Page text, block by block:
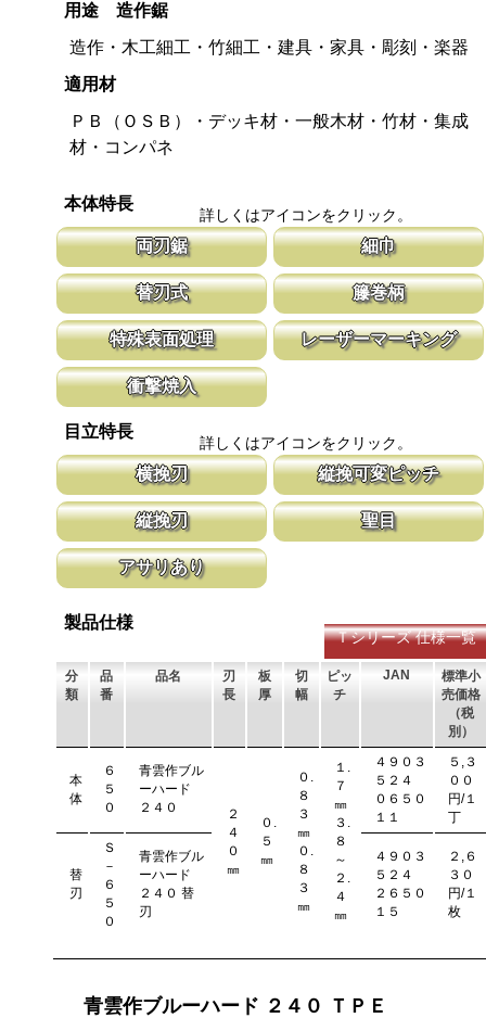
用途 造作鋸
造作・木工細工・竹細工・建具・家具・彫刻・楽器
適用材
ＰＢ（ＯＳＢ）・デッキ材・一般木材・竹材・集成
材・コンパネ
本体特長
詳しくはアイコンをクリック。
両刃鋸
縦挽刃と横挽刃が１丁で使用頂ける造作用の両刃鋸です。 造作鋸
は目立ピッチが標準より小さな目立てを施し、仕上がりも重視して
います。
細巾
刃幅が従来のサイズよりも細くしてあり
幅が細いと安定性が増し、切れ味が向上し
替刃式
新しい鋸刃に取り替える事で、ご購入時の切れ味が復活します。
鋸刃のマーキング（右下）に替刃品番を明記しています。
籐巻柄
適度な隙間が出来る事で、汗などでべた付
す。木製のグリップに籐を巻く事で強度を
の籐巻柄です。
特殊表面処理
鋸刃表面にメッキ処理をして、サビから鋸をまもっています。 サ
ビにより切断材料を汚す心配がありません。
レーザーマーキング
衝撃焼入
耐摩耗性に優れ、粘りのある刃に仕上がります。これが永切れする
目立特長
詳しくはアイコンをクリック。
横挽刃
木材の繊維をある一定の巾で連続して切り落とす仕組みになってい
ます。 横挽刃を縦挽に使用すると、けっして良好な切れ味は望め
ません。
縦挽可変ピッチ
刃先はピッチが大きく、刃元へ行くほど小
体で均等に切進むことが出来るようにした
縦挽刃
刃の先端部分が平らになっており、彫刻刀（平刀）のような刃が連
なって材木の表面を削り取って行きます。
聖目
アサリあり
まれないようにしています。 板厚より切幅は大きくなります。
製品仕様
Ｔシリーズ 仕様一覧
分
類
品
番
品名
刃
長
板
厚
切
幅
ピッ
チ
JAN
標準小
売価格
（税
別）
本
体
６
５
０
青雲作ブル
ーハード
２４０
２
４
０
㎜
０.
５
㎜
０.
８
３
㎜
０.
８
３
㎜
１.
７
㎜
３.
８
～
２.
４
㎜
４９０３
５２４
０６５０
１１
５,３
００
円/１
丁
替
刃
Ｓ
－
６
５
０
青雲作ブル
ーハード
２４０ 替
刃
４９０３
５２４
２６５０
１５
２,６
３０
円/１
枚
青雲作ブルーハード ２４０ ＴＰＥ